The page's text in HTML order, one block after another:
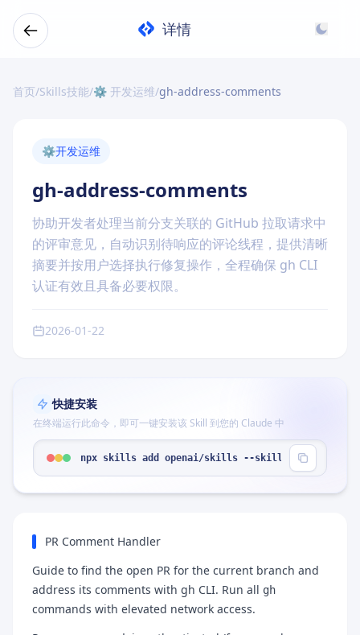
详情
首页/Skills技能/⚙️ 开发运维/gh-address-comments
⚙️开发运维
gh-address-comments
协助开发者处理当前分支关联的 GitHub 拉取请求中
的评审意见，自动识别待响应的评论线程，提供清晰
摘要并按用户选择执行修复操作，全程确保 gh CLI
认证有效且具备必要权限。
2026-01-22
快捷安装
在终端运行此命令，即可一键安装该 Skill 到您的 Claude 中
npx skills add openai/skills --skill "gh-address-
PR Comment Handler
Guide to find the open PR for the current branch and
address its comments with gh CLI. Run all gh
commands with elevated network access.